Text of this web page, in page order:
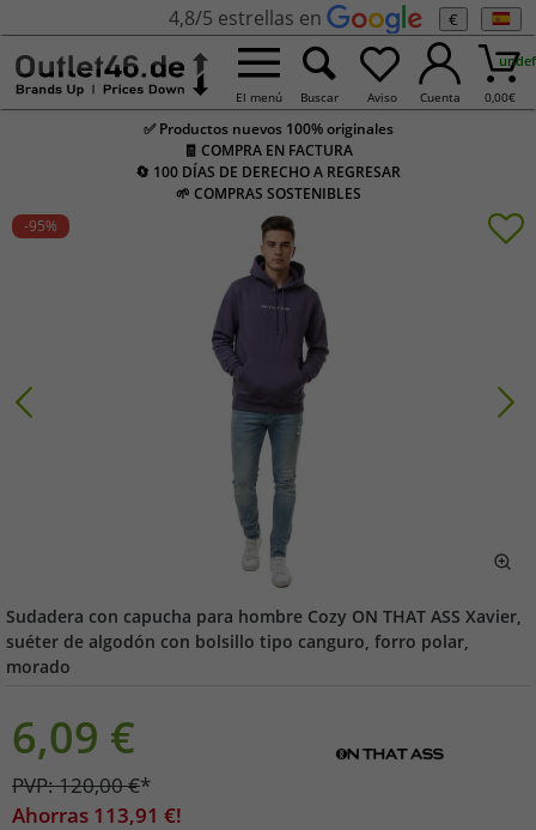
4,8/5 estrellas en €
El menú Buscar Aviso Cuenta 0,00€
✅ Productos nuevos 100% originales
🧾 COMPRA EN FACTURA
🔄 100 DÍAS DE DERECHO A REGRESAR
🌱 COMPRAS SOSTENIBLES
-95%
Sudadera con capucha para hombre Cozy ON THAT ASS Xavier,
suéter de algodón con bolsillo tipo canguro, forro polar,
morado
6,09 €
PVP:120,00€*
Ahorras 113,91 €!